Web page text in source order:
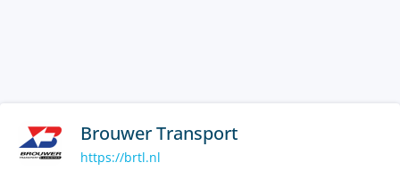
Brouwer Transport
https://brtl.nl